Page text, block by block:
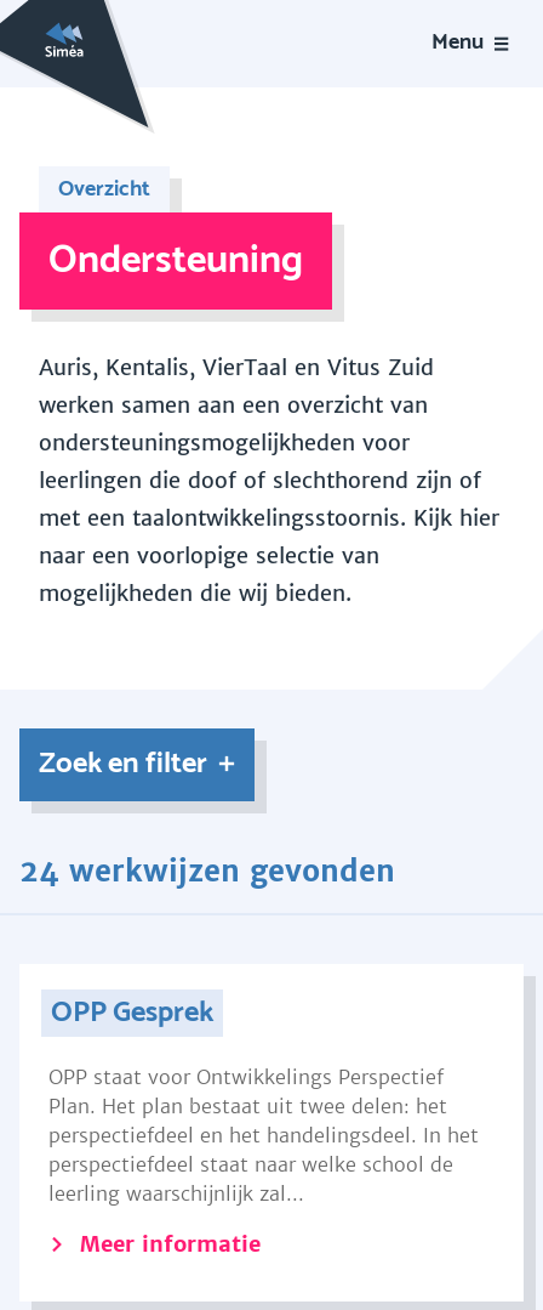
Menu
Overzicht
Ondersteuning
Auris, Kentalis, VierTaal en Vitus Zuid
werken samen aan een overzicht van
ondersteuningsmogelijkheden voor
leerlingen die doof of slechthorend zijn of
met een taalontwikkelingsstoornis. Kijk hier
naar een voorlopige selectie van
mogelijkheden die wij bieden.
Zoek en filter
24 werkwijzen gevonden
OPP Gesprek
OPP staat voor Ontwikkelings Perspectief
Plan. Het plan bestaat uit twee delen: het
perspectiefdeel en het handelingsdeel. In het
perspectiefdeel staat naar welke school de
leerling waarschijnlijk zal...
Meer informatie